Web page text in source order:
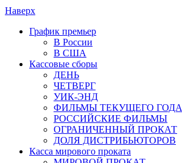
Наверх
График премьер
В России
В США
Кассовые сборы
ДЕНЬ
ЧЕТВЕРГ
УИК-ЭНД
ФИЛЬМЫ ТЕКУЩЕГО ГОДА
РОССИЙСКИЕ ФИЛЬМЫ
ОГРАНИЧЕННЫЙ ПРОКАТ
ДОЛЯ ДИСТРИБЬЮТОРОВ
Касса мирового проката